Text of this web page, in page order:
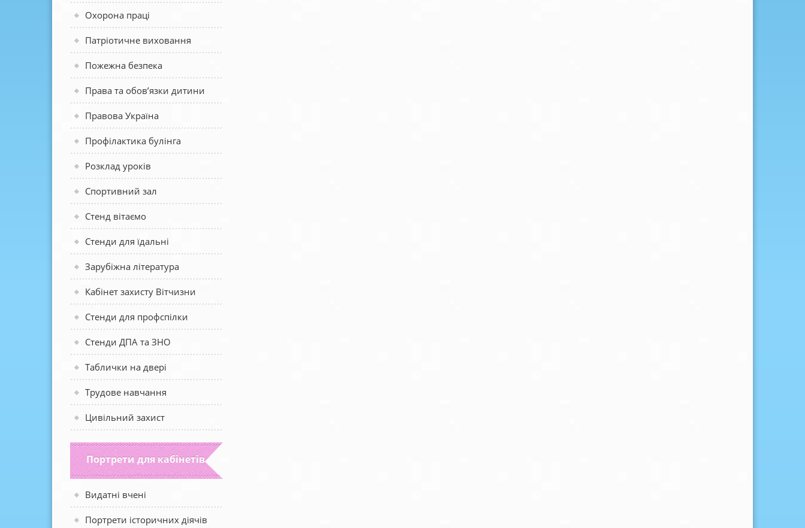
Охорона праці
Патріотичне виховання
Пожежна безпека
Права та обов’язки дитини
Правова Україна
Профілактика булінга
Розклад уроків
Спортивний зал
Стенд вітаємо
Стенди для їдальні
Зарубіжна література
Кабінет захисту Вітчизни
Стенди для профспілки
Стенди ДПА та ЗНО
Таблички на двері
Трудове навчання
Цивільний захист
Портрети для кабінетів
Видатні вчені
Портрети історичних діячів